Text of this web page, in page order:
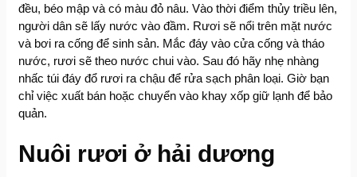
đều, béo mập và có màu đỏ nâu. Vào thời điểm thủy triều lên,
người dân sẽ lấy nước vào đầm. Rươi sẽ nổi trên mặt nước
và bơi ra cống để sinh sản. Mắc đáy vào cửa cống và tháo
nước, rươi sẽ theo nước chui vào. Sau đó hãy nhẹ nhàng
nhấc túi đáy đổ rươi ra chậu để rửa sạch phân loại. Giờ bạn
chỉ việc xuất bán hoặc chuyển vào khay xốp giữ lạnh để bảo
quản.
Nuôi rươi ở hải dương